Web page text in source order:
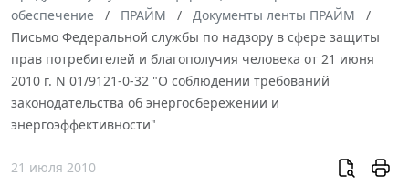
обеспечение
ПРАЙМ
Документы ленты ПРАЙМ
Письмо Федеральной службы по надзору в сфере защиты
прав потребителей и благополучия человека от 21 июня
2010 г. N 01/9121-0-32 "О соблюдении требований
законодательства об энергосбережении и
энергоэффективности"
21 июля 2010